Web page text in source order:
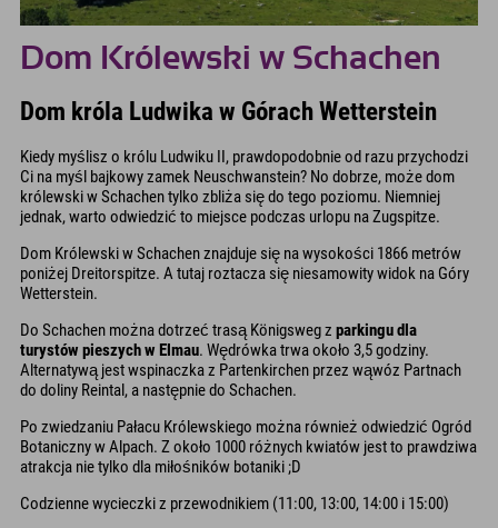
Dom Królewski w Schachen
Dom króla Ludwika w Górach Wetterstein
Kiedy myślisz o królu Ludwiku II, prawdopodobnie od razu przychodzi
Ci na myśl bajkowy zamek Neuschwanstein? No dobrze, może dom
królewski w Schachen tylko zbliża się do tego poziomu. Niemniej
jednak, warto odwiedzić to miejsce podczas urlopu na Zugspitze.
Dom Królewski w Schachen znajduje się na wysokości 1866 metrów
poniżej Dreitorspitze. A tutaj roztacza się niesamowity widok na Góry
Wetterstein.
Do Schachen można dotrzeć trasą Königsweg z parkingu dla
turystów pieszych w Elmau. Wędrówka trwa około 3,5 godziny.
Alternatywą jest wspinaczka z Partenkirchen przez wąwóz Partnach
do doliny Reintal, a następnie do Schachen.
Po zwiedzaniu Pałacu Królewskiego można również odwiedzić Ogród
Botaniczny w Alpach. Z około 1000 różnych kwiatów jest to prawdziwa
atrakcja nie tylko dla miłośników botaniki ;D
Codzienne wycieczki z przewodnikiem (11:00, 13:00, 14:00 i 15:00)